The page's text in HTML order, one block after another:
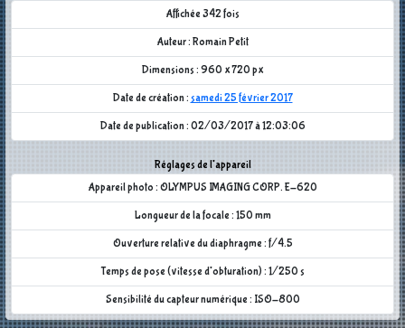
Affichée 342 fois
Auteur : Romain Petit
Dimensions : 960 x 720 px
Date de création : samedi 25 février 2017
Date de publication : 02/03/2017 à 12:03:06
Réglages de l'appareil
Appareil photo : OLYMPUS IMAGING CORP. E-620
Longueur de la focale : 150 mm
Ouverture relative du diaphragme : f/4.5
Temps de pose (vitesse d'obturation) : 1/250 s
Sensibilité du capteur numérique : ISO-800